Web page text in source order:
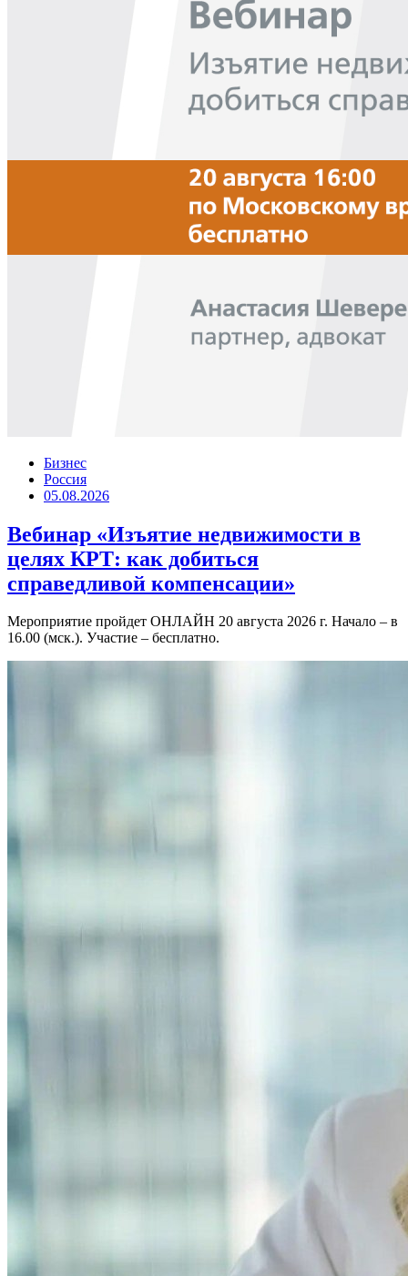
Бизнес
Россия
05.08.2026
Вебинар «Изъятие недвижимости в
целях КРТ: как добиться
справедливой компенсации»
Мероприятие пройдет ОНЛАЙН 20 августа 2026 г. Начало – в
16.00 (мск.). Участие – бесплатно.